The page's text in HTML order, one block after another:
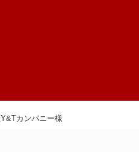
カンパニー様